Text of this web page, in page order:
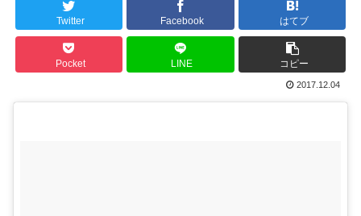
Twitter Facebook はてブ
Pocket LINE コピー
2017.12.04